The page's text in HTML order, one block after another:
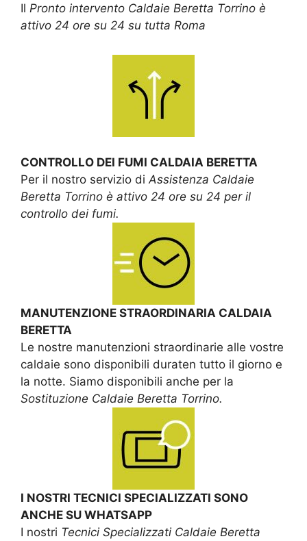
Il Pronto intervento Caldaie Beretta Torrino è
attivo 24 ore su 24 su tutta Roma
CONTROLLO DEI FUMI CALDAIA BERETTA
Per il nostro servizio di Assistenza Caldaie
Beretta Torrino è attivo 24 ore su 24 per il
controllo dei fumi.
MANUTENZIONE STRAORDINARIA CALDAIA
BERETTA
Le nostre manutenzioni straordinarie alle vostre
caldaie sono disponibili duraten tutto il giorno e
la notte. Siamo disponibili anche per la
Sostituzione Caldaie Beretta Torrino.
I NOSTRI TECNICI SPECIALIZZATI SONO
ANCHE SU WHATSAPP
I nostri Tecnici Specializzati Caldaie Beretta